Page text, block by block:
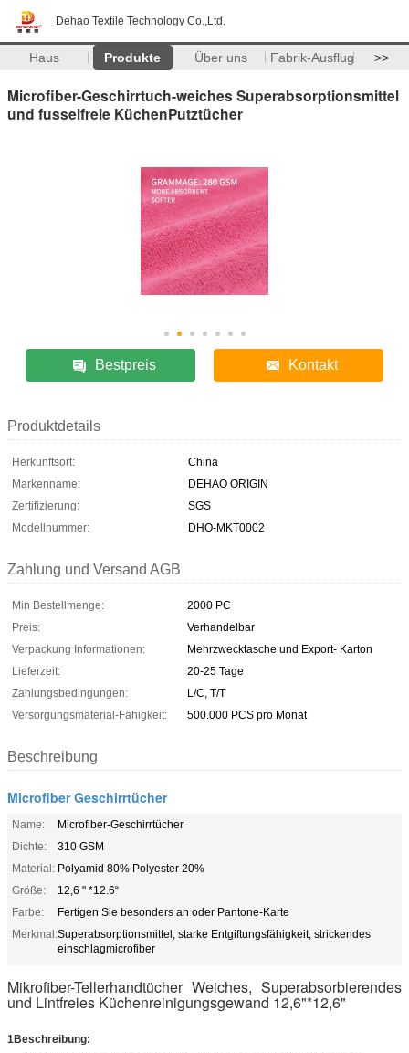
Dehao Textile Technology Co.,Ltd.
Haus Produkte Über uns Fabrik-Ausflug >>
Microfiber-Geschirrtuch-weiches Superabsorptionsmittel
und fusselfreie KüchenPutztücher
Bestpreis Kontakt
Produktdetails
Herkunftsort:
China
Markenname:
DEHAO ORIGIN
Zertifizierung:
SGS
Modellnummer:
DHO-MKT0002
Zahlung und Versand AGB
Min Bestellmenge:
2000 PC
Preis:
Verhandelbar
Verpackung Informationen:
Mehrzwecktasche und Export- Karton
Lieferzeit:
20-25 Tage
Zahlungsbedingungen:
L/C, T/T
Versorgungsmaterial-Fähigkeit:
500.000 PCS pro Monat
Beschreibung
Microfiber Geschirrtücher
Name:
Microfiber-Geschirrtücher
Dichte:
310 GSM
Material: Polyamid 80% Polyester 20%
Größe:
12,6 " *12.6“
Farbe:
Fertigen Sie besonders an oder Pantone-Karte
Merkmal:Superabsorptionsmittel, starke Entgiftungsfähigkeit, strickendes
einschlagmicrofiber
Mikrofiber-Tellerhandtücher Weiches, Superabsorbierendes
und Lintfreies Küchenreinigungsgewand 12,6"*12,6"
1Beschreibung: